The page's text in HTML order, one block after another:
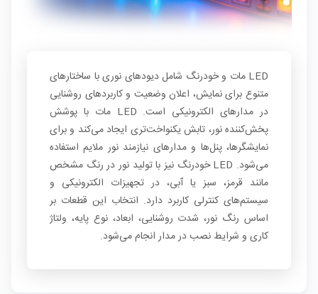
LED مات و خودرنگ شامل دیودهای نوری با ساختارهای
متنوع برای نمایش، اعلان وضعیت و کاربردهای روشنایی
در مدارهای الکترونیکی است. LED مات با پوشش
پخش‌کننده نور، تابش یکنواخت‌تری ایجاد می‌کند و برای
نمایشگرها، پنل‌ها و مدارهای نیازمند نور ملایم استفاده
می‌شود. LED خودرنگ نیز با تولید نور در رنگ مشخص
مانند قرمز، سبز یا آبی، در تجهیزات الکترونیکی و
سیستم‌های کنترلی کاربرد دارد. انتخاب این قطعات بر
اساس رنگ نور، شدت روشنایی، ابعاد، نوع پایه، ولتاژ
کاری و شرایط نصب در مدار انجام می‌شود.